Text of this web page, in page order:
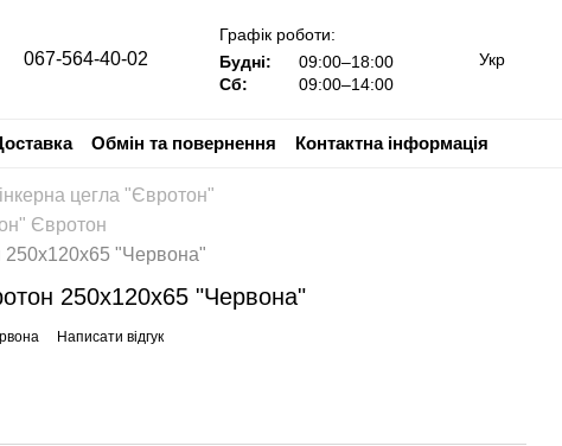
067-564-40-02
Графік роботи:
Будні:
09:00–18:00
Сб:
09:00–14:00
Укр
Обмін та повернення
Контактна інформація
цегла "Євротон"
Євротон
250х120х65 "Червона"
250х120х65 "Червона"
Написати відгук